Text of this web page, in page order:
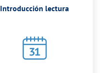
Introducción lectura